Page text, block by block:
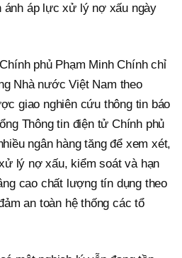
ánh áp lực xử lý nợ xấu ngày
phủ Phạm Minh Chính chỉ
Nhà nước Việt Nam theo
giao nghiên cứu thông tin báo
Thông tin điện tử Chính phủ
ngân hàng tăng để xem xét,
lý nợ xấu, kiểm soát và hạn
cao chất lượng tín dụng theo
an toàn hệ thống các tổ